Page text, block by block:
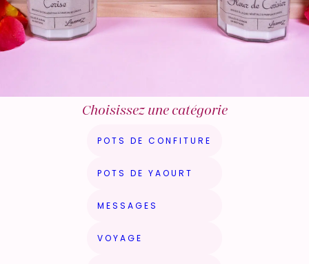
Choisissez une catégorie
POTS DE CONFITURE
POTS DE YAOURT
MESSAGES
VOYAGE